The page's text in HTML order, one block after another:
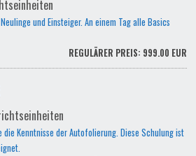
und Einsteiger. An einem Tag alle Basics
REGULÄRER PREIS: 999.00 EUR
Kenntnisse der Autofolierung. Diese Schulung ist